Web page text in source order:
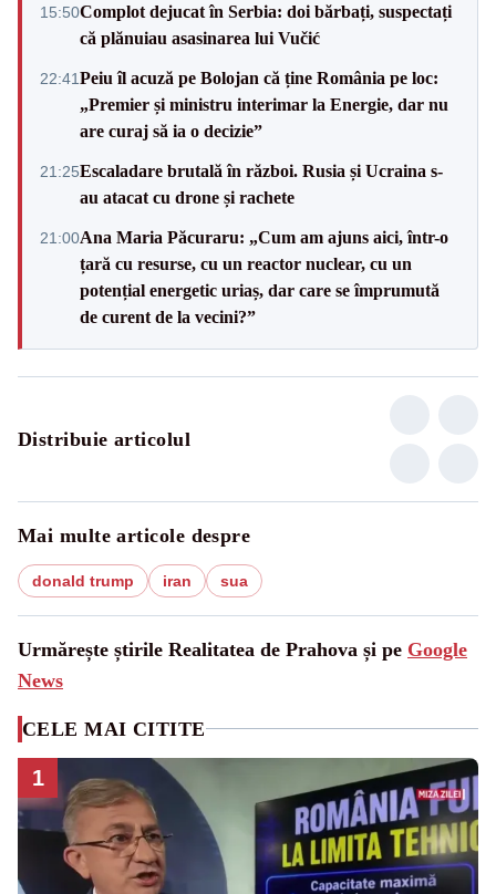
15:50Complot dejucat în Serbia: doi bărbați, suspectați
că plănuiau asasinarea lui Vučić
22:41Peiu îl acuză pe Bolojan că ține România pe loc:
„Premier și ministru interimar la Energie, dar nu
are curaj să ia o decizie”
21:25Escaladare brutală în război. Rusia și Ucraina s-
au atacat cu drone și rachete
21:00Ana Maria Păcuraru: „Cum am ajuns aici, într-o
țară cu resurse, cu un reactor nuclear, cu un
potențial energetic uriaș, dar care se împrumută
de curent de la vecini?”
Distribuie articolul
Mai multe articole despre
donald trump iran sua
Urmărește știrile Realitatea de Prahova și pe Google
News
CELE MAI CITITE
1